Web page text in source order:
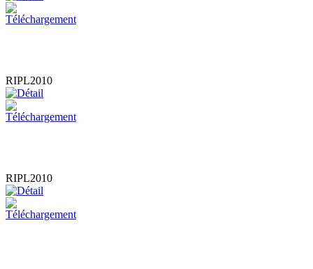
RIPL2010
RIPL2010